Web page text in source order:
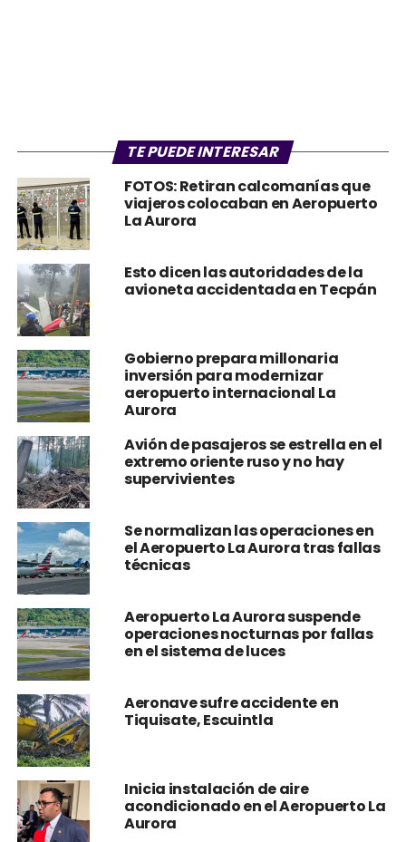
TE PUEDE INTERESAR
FOTOS: Retiran calcomanías que
viajeros colocaban en Aeropuerto
La Aurora
Esto dicen las autoridades de la
avioneta accidentada en Tecpán
Gobierno prepara millonaria
inversión para modernizar
aeropuerto internacional La
Aurora
Avión de pasajeros se estrella en el
extremo oriente ruso y no hay
supervivientes
Se normalizan las operaciones en
el Aeropuerto La Aurora tras fallas
técnicas
Aeropuerto La Aurora suspende
operaciones nocturnas por fallas
en el sistema de luces
Aeronave sufre accidente en
Tiquisate, Escuintla
Inicia instalación de aire
acondicionado en el Aeropuerto La
Aurora